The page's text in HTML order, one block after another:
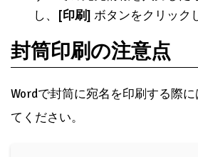
し、
[印刷] ボタンをクリック
封筒印刷の注意点
Wordで封筒に宛名を印刷する際
てください。